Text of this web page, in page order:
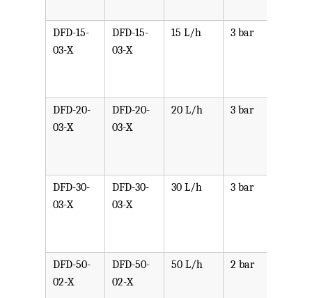
DFD-15-
03-X
DFD-15-
03-X
15 L/h 3 bar
DFD-20-
03-X
DFD-20-
03-X
20 L/h 3 bar
DFD-30-
03-X
DFD-30-
03-X
30 L/h 3 bar
DFD-50-
02-X
DFD-50-
02-X
50 L/h 2 bar